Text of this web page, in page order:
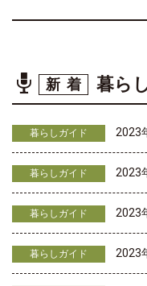
新着 暮ら
暮らしガイド 2023
暮らしガイド 2023
暮らしガイド 2023
暮らしガイド 2023